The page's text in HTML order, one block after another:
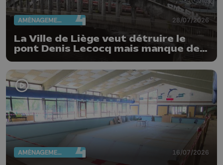
AMÉNAGEMENT DU TERRITOIRE 28/07/2026
La Ville de Liège veut détruire le
pont Denis Lecocq mais manque de
AMÉNAGEMENT DU TERRITOIRE 16/07/2026